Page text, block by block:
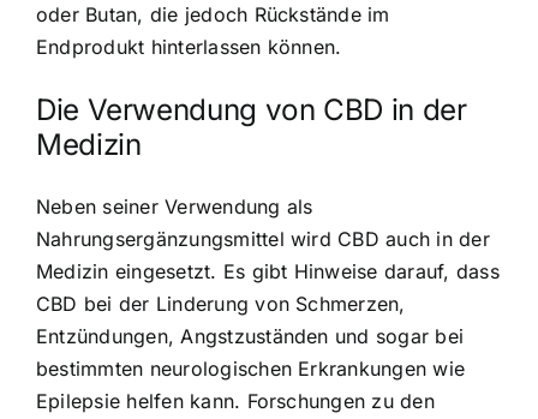
oder Butan, die jedoch Rückstände im
Endprodukt hinterlassen können.
Die Verwendung von CBD in der
Medizin
Neben seiner Verwendung als
Nahrungsergänzungsmittel wird CBD auch in der
Medizin eingesetzt. Es gibt Hinweise darauf, dass
CBD bei der Linderung von Schmerzen,
Entzündungen, Angstzuständen und sogar bei
bestimmten neurologischen Erkrankungen wie
Epilepsie helfen kann. Forschungen zu den